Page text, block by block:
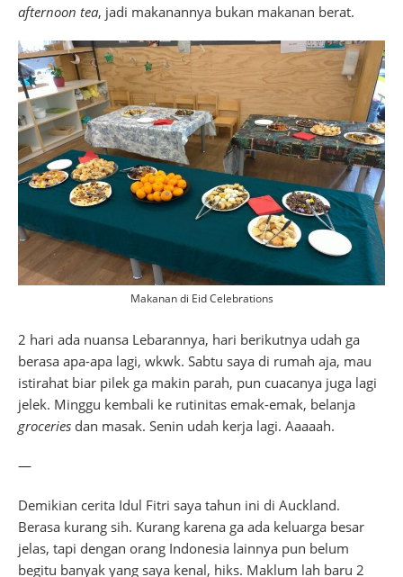
afternoon tea, jadi makanannya bukan makanan berat.
Makanan di Eid Celebrations
2 hari ada nuansa Lebarannya, hari berikutnya udah ga
berasa apa-apa lagi, wkwk. Sabtu saya di rumah aja, mau
istirahat biar pilek ga makin parah, pun cuacanya juga lagi
jelek. Minggu kembali ke rutinitas emak-emak, belanja
groceries dan masak. Senin udah kerja lagi. Aaaaah.
—
Demikian cerita Idul Fitri saya tahun ini di Auckland.
Berasa kurang sih. Kurang karena ga ada keluarga besar
jelas, tapi dengan orang Indonesia lainnya pun belum
begitu banyak yang saya kenal, hiks. Maklum lah baru 2